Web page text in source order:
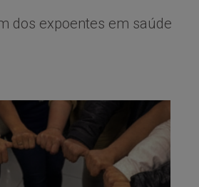
dos expoentes em saúde